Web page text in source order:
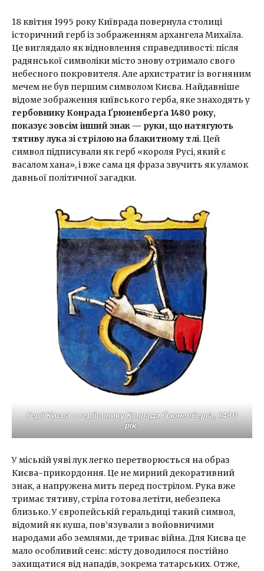
18 квітня 1995 року Київрада повернула столиці
історичний герб із зображенням архангела Михаїла.
Це виглядало як відновлення справедливості: після
радянської символіки місто знову отримало свого
небесного покровителя. Але архистратиг із вогняним
мечем не був першим символом Києва. Найдавніше
відоме зображення київського герба, яке знаходять у
гербовнику Конрада Ґрюненберґа 1480 року,
показує зовсім інший знак — руки, що натягують
тятиву лука зі стрілою на блакитному тлі. Цей
символ підписували як герб «короля Русі, який є
васалом хана», і вже сама ця фраза звучить як уламок
давньої політичної загадки.
Герб Києва в гербовнику Конрада Ґрюненберґа, 1480
рік
У міській уяві лук легко перетворюється на образ
Києва-прикордоння. Це не мирний декоративний
знак, а напружена мить перед пострілом. Рука вже
тримає тятиву, стріла готова летіти, небезпека
близько. У європейській геральдиці такий символ,
відомий як куша, пов’язували з войовничими
народами або землями, де триває війна. Для Києва це
мало особливий сенс: місту доводилося постійно
захищатися від нападів, зокрема татарських. Отже,